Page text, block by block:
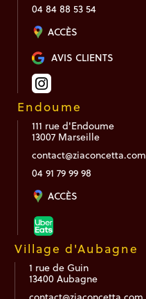
04 84 88 53 54
ACCÈS
AVIS CLIENTS
Endoume
111 rue d'Endoume
13007 Marseille
contact@ziaconcetta.com
04 91 79 99 98
ACCÈS
Village d'Aubagne
1 rue de Guin
13400 Aubagne